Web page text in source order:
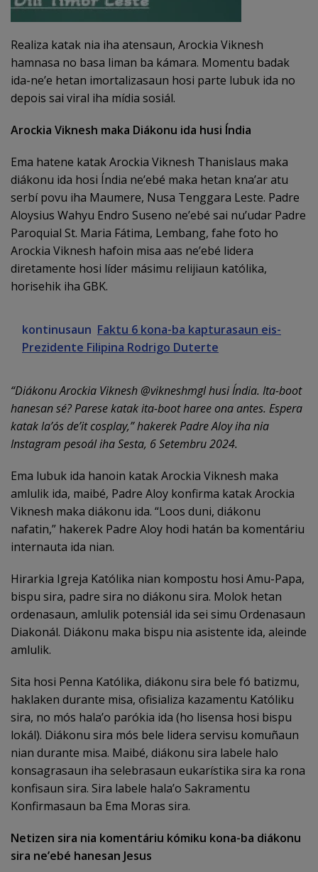
Realiza katak nia iha atensaun, Arockia Viknesh
hamnasa no basa liman ba kámara. Momentu badak
ida-ne’e hetan imortalizasaun hosi parte lubuk ida no
depois sai viral iha mídia sosiál.
Arockia Viknesh maka Diákonu ida husi Índia
Ema hatene katak Arockia Viknesh Thanislaus maka
diákonu ida hosi Índia ne’ebé maka hetan kna’ar atu
serbí povu iha Maumere, Nusa Tenggara Leste. Padre
Aloysius Wahyu Endro Suseno ne’ebé sai nu’udar Padre
Paroquial St. Maria Fátima, Lembang, fahe foto ho
Arockia Viknesh hafoin misa aas ne’ebé lidera
diretamente hosi líder másimu relijiaun katólika,
horisehik iha GBK.
kontinusaun Faktu 6 kona-ba kapturasaun eis-
Prezidente Filipina Rodrigo Duterte
“Diákonu Arockia Viknesh @vikneshmgl husi Índia. Ita-boot
hanesan sé? Parese katak ita-boot haree ona antes. Espera
katak la’ós de’it cosplay,” hakerek Padre Aloy iha nia
Instagram pesoál iha Sesta, 6 Setembru 2024.
Ema lubuk ida hanoin katak Arockia Viknesh maka
amlulik ida, maibé, Padre Aloy konfirma katak Arockia
Viknesh maka diákonu ida. “Loos duni, diákonu
nafatin,” hakerek Padre Aloy hodi hatán ba komentáriu
internauta ida nian.
Hirarkia Igreja Katólika nian kompostu hosi Amu-Papa,
bispu sira, padre sira no diákonu sira. Molok hetan
ordenasaun, amlulik potensiál ida sei simu Ordenasaun
Diakonál. Diákonu maka bispu nia asistente ida, aleinde
amlulik.
Sita hosi Penna Katólika, diákonu sira bele fó batizmu,
haklaken durante misa, ofisializa kazamentu Katóliku
sira, no mós hala’o parókia ida (ho lisensa hosi bispu
lokál). Diákonu sira mós bele lidera servisu komuñaun
nian durante misa. Maibé, diákonu sira labele halo
konsagrasaun iha selebrasaun eukarístika sira ka rona
konfisaun sira. Sira labele hala’o Sakramentu
Konfirmasaun ba Ema Moras sira.
Netizen sira nia komentáriu kómiku kona-ba diákonu
sira ne’ebé hanesan Jesus